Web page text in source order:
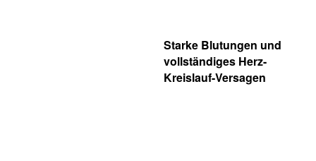
Starke Blutungen und
vollständiges Herz-
Kreislauf-Versagen